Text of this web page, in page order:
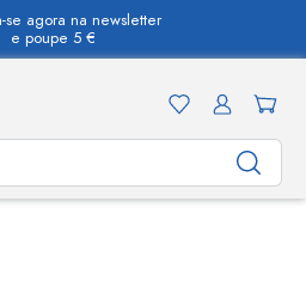
se agora na newsletter
e poupe 5 €